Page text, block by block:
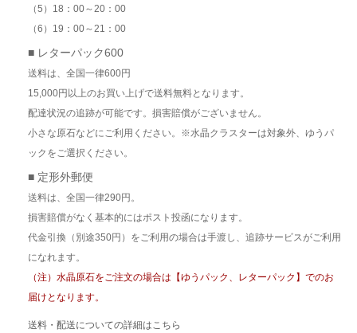
（5）18：00～20：00
（6）19：00～21：00
■ レターパック600
送料は、全国一律600円
15,000円以上のお買い上げで送料無料となります。
配達状況の追跡が可能です。損害賠償がございません。
小さな原石などにご利用ください。※水晶クラスターは対象外、ゆうパ
ックをご選択ください。
■ 定形外郵便
送料は、全国一律290円。
損害賠償がなく基本的にはポスト投函になります。
代金引換（別途350円）をご利用の場合は手渡し、追跡サービスがご利用
になれます。
（注）水晶原石をご注文の場合は【ゆうパック、レターパック】でのお
届けとなります。
送料・配送についての詳細はこちら